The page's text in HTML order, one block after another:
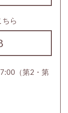
ら
（第2・第